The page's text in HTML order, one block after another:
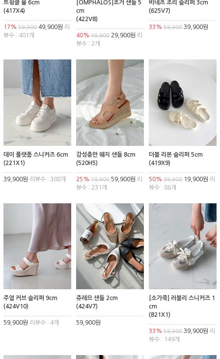
트윙클 뮬 6cm
(417X4)
17% 59,900 49,900원 리
뷰수 : 401개
[OMPHALOS]조거 샌들 5
cm
(422V8)
40% 49,90029,900원 리
뷰수 : 2개
비네츠 조리 슬리퍼 3cm
(625V7)
33% 59,90039,900원
데이 플랫폼 스니커즈 6cm
(221X1)
39,900원 리뷰수 : 388개
감성충만 웨지 샌들 8cm
(520H5)
25% 79,90059,900원 리
뷰수 : 231개
더블 리본 슬리퍼 5cm
(419X9)
50% 39,90019,900원 리
뷰수 : 86개
주얼 커브 슬리퍼 9cm
(424V10)
59,900원 리뷰수 : 4개
쥬레므 샌들 2cm
(424V7)
59,900원
[소가죽] 러블리 스니커즈 1
cm
(821X1)
33% 59,90039,900원 리
뷰수 : 149개